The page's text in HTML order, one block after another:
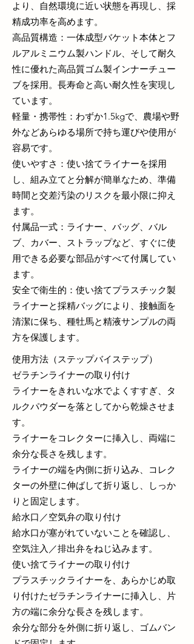
より、自然環境に近い状態を再現し、採
精成功率を高めます。
高品質構造：一体成型バケット本体とフ
ルアルミニウム製ハンドル、そして耐久
性に優れた高品質ゴム製インナーチュー
ブを採用。長寿命と高い耐久性を実現し
ています。
軽量・携帯性：わずか1.5kgで、農場や野
外などあらゆる場所で持ち運びや使用が
容易です。
使いやすさ：使い捨てライナーを採用
し、組み立てと分解が簡単なため、準備
時間と交差汚染のリスクを最小限に抑え
ます。
付属品一式：ライナー、バッグ、バル
ブ、カバー、ストラップなど、すぐに使
用できる必要な部品がすべて付属してい
ます。
安全で衛生的：使い捨てプラスチック製
ライナーと採精バッグにより、接触面を
清潔に保ち、種牡馬と精液サンプルの両
方を保護します。
使用方法（ステップバイステップ）
ゼラチンライナーの取り付け
ライナーをきれいな水でよくすすぎ、タ
ルクパウダーを落としてから乾燥させま
す。
ライナーをコレクターに挿入し、両端に
余分な長さを残します。
ライナーの端を内側に折り込み、コレク
ターの外壁に伸ばして折り返し、しっか
りと固定します。
給水口／空気弁の取り付け
給水口が塞がれていないことを確認し、
空気注入／排出弁をねじ込みます。
使い捨てライナーの取り付け
プラスチックライナーを、あらかじめ取
り付けたゼラチンライナーに挿入し、片
方の端に余分な長さを残します。
余分な部分を外側に折り返し、ゴムバン